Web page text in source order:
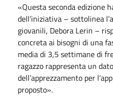
«Questa seconda edizione
dell’iniziativa – sottolinea
giovanili, Debora Lerin –
concreta ai bisogni di una
media di 3,5 settimane di
ragazzo rappresenta un
dell’apprezzamento per
proposto».